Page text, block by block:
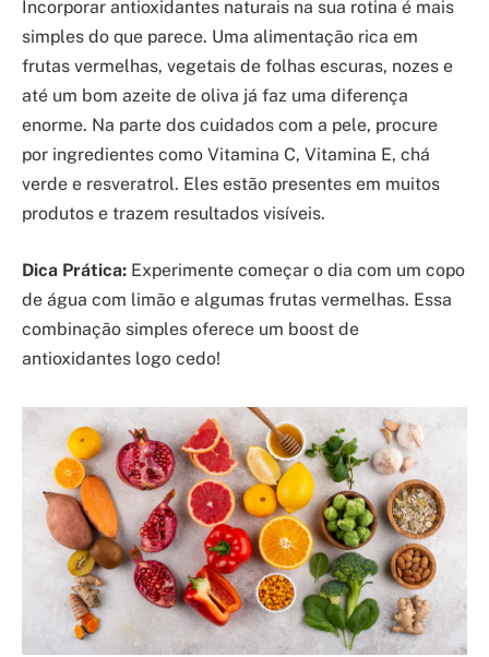
Incorporar antioxidantes naturais na sua rotina é mais
simples do que parece. Uma alimentação rica em
frutas vermelhas, vegetais de folhas escuras, nozes e
até um bom azeite de oliva já faz uma diferença
enorme. Na parte dos cuidados com a pele, procure
por ingredientes como Vitamina C, Vitamina E, chá
verde e resveratrol. Eles estão presentes em muitos
produtos e trazem resultados visíveis.
Dica Prática: Experimente começar o dia com um copo
de água com limão e algumas frutas vermelhas. Essa
combinação simples oferece um boost de
antioxidantes logo cedo!